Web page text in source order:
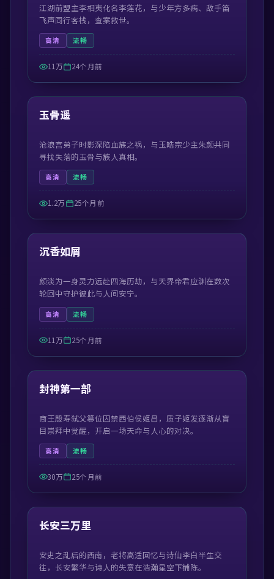
江湖前盟主李相夷化名李莲花，与少年方多病、敌手笛
飞声同行客栈，查案救世。
高清 流畅
11万 24个月前
最新
55:13
玉骨遥
沧浪宫弟子时影深陷血族之祸，与玉皓宗少主朱颜共同
寻找失落的玉骨与族人真相。
高清 流畅
1.2万 25个月前
最新
45:05
沉香如屑
颜淡为一身灵力远赴四海历劫，与天界帝君应渊在数次
轮回中守护彼此与人间安宁。
高清 流畅
11万 25个月前
最新
99:42
封神第一部
商王殷寿弑父篡位囚禁西伯侯姬昌，质子姬发逐渐从盲
目崇拜中觉醒，开启一场天命与人心的对决。
高清 流畅
30万 25个月前
最新
55:29
长安三万里
安史之乱后的西南，老将高适回忆与诗仙李白半生交
往，长安繁华与诗人的失意在浩瀚星空下铺陈。